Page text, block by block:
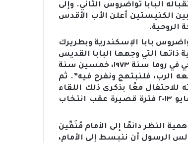
البابا تواضروس الثاني. وإلى
الكنيستين أعلن الأب الأقدس
الروحية.
اليوم الخميس ١١ مايو البابا تواضروس بابا الإسكندرية وبطريرك
ذاتها التي وجهها البابا القديس
بولس السادس إلى البابا شنودة الثالث خلال لقائهما التاريخي في روما سنة ١٩٧٣، خمسين سنة
الرب، فلنبتهج ونفرح فيه”. ثم
للاحتفال معًا بذكرى ذلك اللقاء
وأيضًا بالذكرى العائرة للقاء الأول الذي جمعهما في ١٠ أيار مايو ٢٠١٣ فترة قصيرة عقب انتخاب
النظر دائمًا إلى الأمام مُنَمِّين
الرسول أن ننبسط إلى الأمام،